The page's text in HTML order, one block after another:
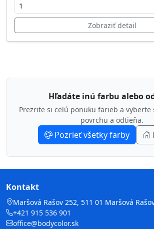
Zobraziť detail
Hľadáte inú farbu alebo
Prezrite si celú ponuku farieb a vyberte
povrchu a odtieňa.
Pozrieť všetky farby
Kontakt
Maršová Rašov 252, 511 01 Maršová
+421 915 536 901
office@bodycolor.sk